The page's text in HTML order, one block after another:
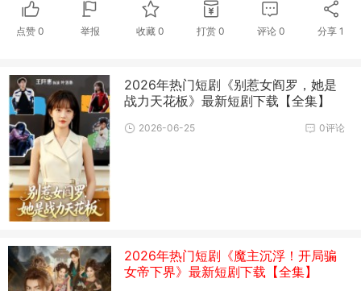
点赞 0 举报 收藏0 打赏 0 评论 0 分享1
2026年热门短剧《别惹女阎罗，她是
战力天花板》最新短剧下载【全集】
0评论
2026-06-25
2026年热门短剧《魔主沉浮！开局骗
女帝下界》最新短剧下载【全集】